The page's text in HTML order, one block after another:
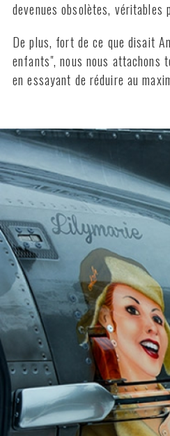
devenues obsolètes, véritables
De plus, fort de ce que disait
enfants", nous nous attachons
en essayant de réduire au